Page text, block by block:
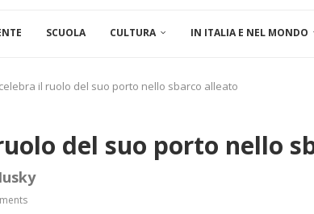
SCUOLA CULTURA IN ITALIA E NEL MONDO
il ruolo del suo porto nello sbarco alleato
del suo porto nello